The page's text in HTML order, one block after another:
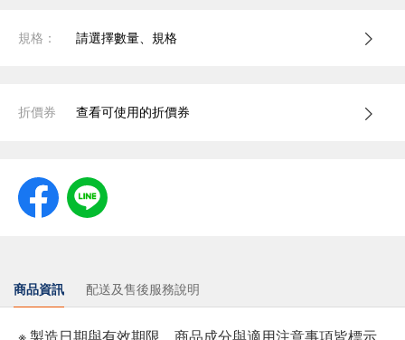
規格： 請選擇數量、規格
折價券 查看可使用的折價券
商品資訊 配送及售後服務說明
※ 製造日期與有效期限，商品成分與適用注意事項皆標示